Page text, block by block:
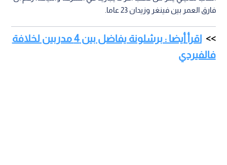
فارق العمر بين فينغر وزيدان 23 عاما.
اقرأ أيضا : برشلونة يفاضل بين 4 مدربين لخلافة
فالفيردي